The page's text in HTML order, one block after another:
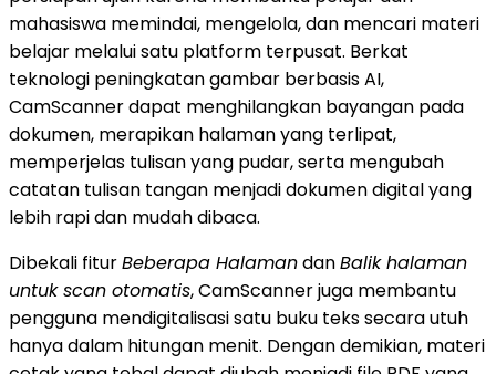
mahasiswa memindai, mengelola, dan mencari materi
belajar melalui satu platform terpusat. Berkat
teknologi peningkatan gambar berbasis AI,
CamScanner dapat menghilangkan bayangan pada
dokumen, merapikan halaman yang terlipat,
memperjelas tulisan yang pudar, serta mengubah
catatan tulisan tangan menjadi dokumen digital yang
lebih rapi dan mudah dibaca.
Dibekali fiturBeberapa HalamandanBalik halaman
untuk scan otomatis, CamScanner juga membantu
pengguna mendigitalisasi satu buku teks secara utuh
hanya dalam hitungan menit. Dengan demikian, materi